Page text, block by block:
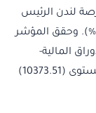
لندن الرئيس
(فوتس 100) اليوم، على ارتفاع بنسبة (0.33%). وحقق المؤشر
المالية-
مكاسب تعادل (34.56) نقطة، ليصل عند مستوى (10373.51)